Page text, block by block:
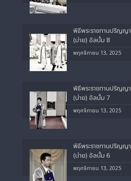
พิธีพระราชทานปริญญ
(บ่าย) อัลบั้ม 8
พฤศจิกายน 13, 2025
พิธีพระราชทานปริญญ
(บ่าย) อัลบั้ม 7
พฤศจิกายน 13, 2025
พิธีพระราชทานปริญญ
(บ่าย) อัลบั้ม 6
พฤศจิกายน 13, 2025